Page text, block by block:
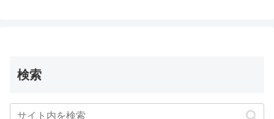
検索